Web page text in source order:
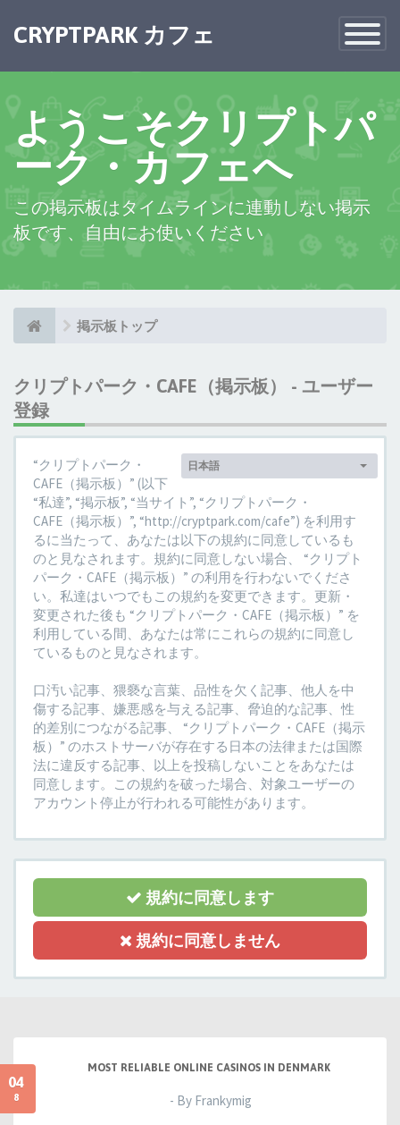
Toggle
CRYPTPARK カフェ ×
ようこそクリプトパ
ーク・カフェへ
この掲示板はタイムラインに連動しない掲示
板です、自由にお使いください
掲示板トップ
クリプトパーク・CAFE（掲示板） - ユーザー
登録
言
語:
日本語
“クリプトパーク・
CAFE（掲示板）” (以下
“私達”, “掲示板”, “当サイト”, “クリプトパーク・
CAFE（掲示板）”, “http://cryptpark.com/cafe”) を利用す
るに当たって、あなたは以下の規約に同意しているも
のと見なされます。規約に同意しない場合、 “クリプト
パーク・CAFE（掲示板）” の利用を行わないでくださ
い。私達はいつでもこの規約を変更できます。更新・
変更された後も “クリプトパーク・CAFE（掲示板）” を
利用している間、あなたは常にこれらの規約に同意し
ているものと見なされます。
口汚い記事、猥褻な言葉、品性を欠く記事、他人を中
傷する記事、嫌悪感を与える記事、脅迫的な記事、性
的差別につながる記事、 “クリプトパーク・CAFE（掲示
板）” のホストサーバが存在する日本の法律または国際
法に違反する記事、以上を投稿しないことをあなたは
同意します。この規約を破った場合、対象ユーザーの
アカウント停止が行われる可能性があります。
規約に同意します
規約に同意しません
04
8
MOST RELIABLE ONLINE CASINOS IN DENMARK
- By Frankymig